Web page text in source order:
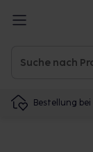
Bestellung bei